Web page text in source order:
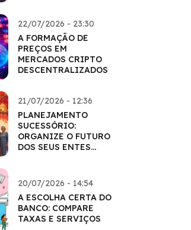
22/07/2026 - 23:30
A FORMAÇÃO DE
PREÇOS EM
MERCADOS CRIPTO
DESCENTRALIZADOS
21/07/2026 - 12:36
PLANEJAMENTO
SUCESSÓRIO:
ORGANIZE O FUTURO
DOS SEUS ENTES
20/07/2026 - 14:54
A ESCOLHA CERTA DO
BANCO: COMPARE
TAXAS E SERVIÇOS